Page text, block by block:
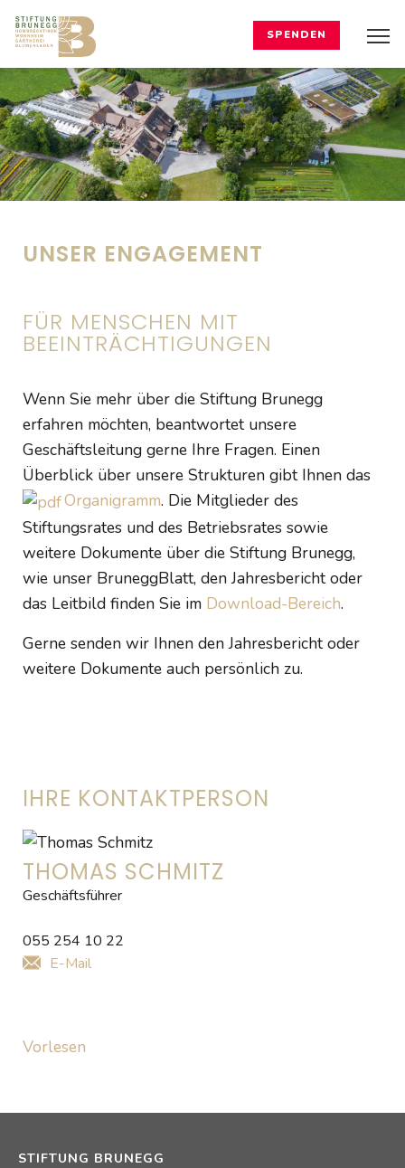
SPENDEN
UNSER ENGAGEMENT
FÜR MENSCHEN MIT
BEEINTRÄCHTIGUNGEN
Wenn Sie mehr über die Stiftung Brunegg
erfahren möchten, beantwortet unsere
Geschäftsleitung gerne Ihre Fragen. Einen
Überblick über unsere Strukturen gibt Ihnen das
Organigramm. Die Mitglieder des
Stiftungsrates und des Betriebsrates sowie
weitere Dokumente über die Stiftung Brunegg,
wie unser BruneggBlatt, den Jahresbericht oder
das Leitbild finden Sie im Download-Bereich.
Gerne senden wir Ihnen den Jahresbericht oder
weitere Dokumente auch persönlich zu.
IHRE KONTAKTPERSON
THOMAS SCHMITZ
Geschäftsführer
055 254 10 22
E-Mail
Vorlesen
STIFTUNG BRUNEGG